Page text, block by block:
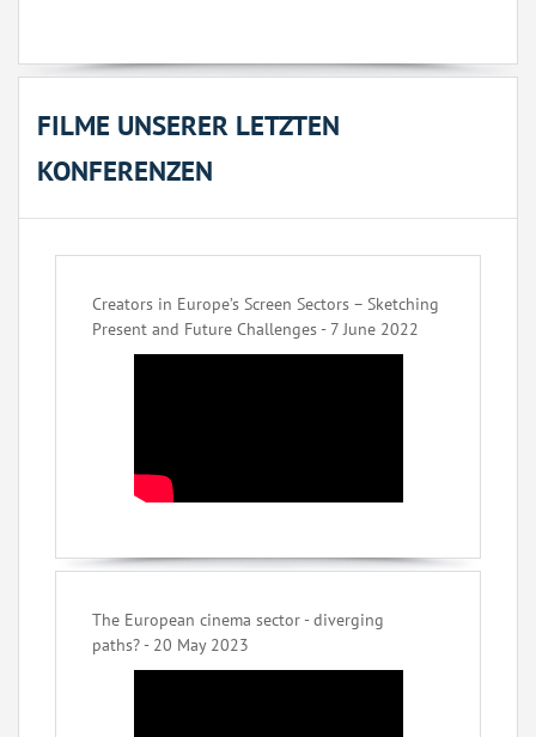
FILME UNSERER LETZTEN
KONFERENZEN
Creators in Europe’s Screen Sectors – Sketching
Present and Future Challenges - 7 June 2022
The European cinema sector - diverging
paths? - 20 May 2023